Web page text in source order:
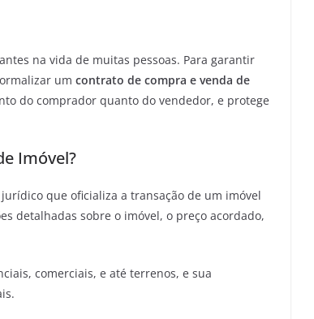
na vida de muitas pessoas. Para garantir
um contrato de compra e venda de
do comprador quanto do vendedor, e protege
Imóvel?
que oficializa a transação de um imóvel
detalhadas sobre o imóvel, o preço acordado,
comerciais, e até terrenos, e sua